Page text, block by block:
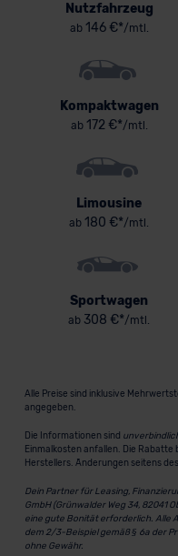
Nutzfahrzeug
ab146 €*/mtl.
Kompaktwagen
ab172 €*/mtl.
Limousine
ab 180 €*/mtl.
Sportwagen
ab 308 €*/mtl.
Alle Preise sind inklusive
angegeben.
Die Informationen sind
Einmalkosten anfallen. Die Rabatte
Herstellers. Änderungen seitens
Dein Partner für Leasing,
GmbH (Grünwalder Weg 34, 82041
eine gute Bonität erforderlich. Alle
dem 2/3-Beispiel gemäß § 6a der
ohne Gewähr.